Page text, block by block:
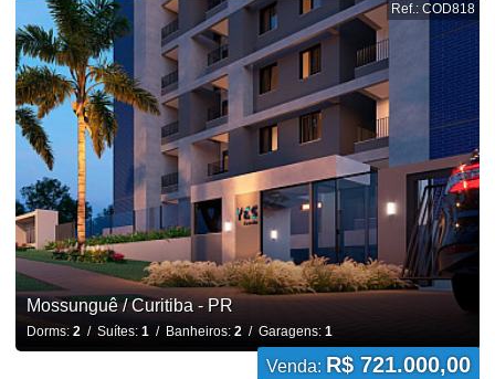
Ref.: COD818
Mossunguê / Curitiba - PR
Dorms: 2/ Suítes: 1/ Banheiros: 2/ Garagens: 1
Venda: R$ 721.000,00